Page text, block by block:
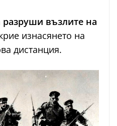
разруши възлите на
изнасянето на
дистанция.